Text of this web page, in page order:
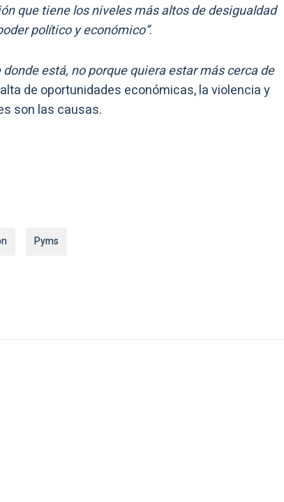
que tiene los niveles más altos de desigualdad
político y económico”.
está, no porque quiera estar más cerca de
de oportunidades económicas, la violencia y
son las causas.
Pyms